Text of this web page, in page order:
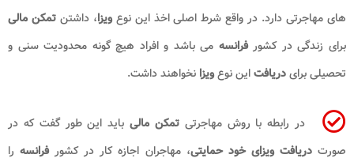
های مهاجرتی دارد. در واقع شرط اصلی اخذ این نوعویزا، داشتنتمکن مالی
برای زندگی در کشورفرانسه می باشد و افراد هیچ گونه محدودیت سنی و
تحصیلی برایدریافتاین نوعویزا نخواهند داشت.
در رابطه با روش مهاجرتیتمکن مالی باید این طور گفت که در
صورتدریافت ویزای خود حمایتی، مهاجران اجازه کار در کشورفرانسه را